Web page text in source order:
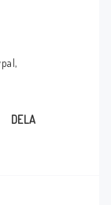
DELA